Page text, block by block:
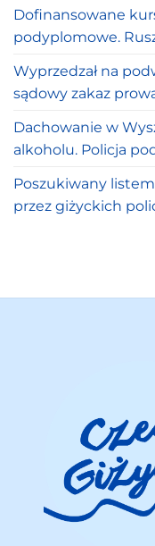
Dofinansowane
podyplomowe.
Wyprzedzał na
sądowy zakaz
Dachowanie w
alkoholu. Policja
Poszukiwany
przez giżyckich